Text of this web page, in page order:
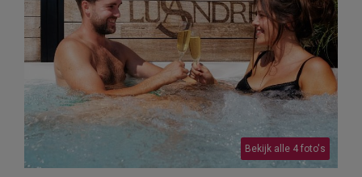
Bekijk alle 4 foto's